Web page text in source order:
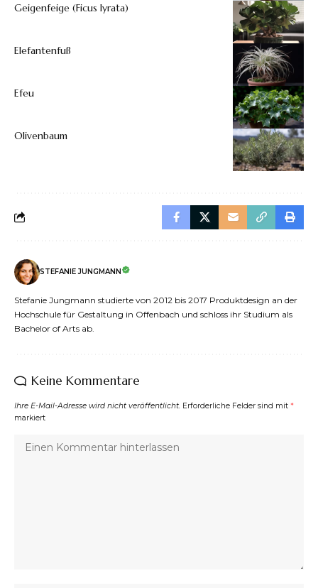
Geigenfeige (Ficus lyrata)
Elefantenfuß
Efeu
Olivenbaum
STEFANIE JUNGMANN
Stefanie Jungmann studierte von 2012 bis 2017 Produktdesign an der
Hochschule für Gestaltung in Offenbach und schloss ihr Studium als
Bachelor of Arts ab.
Keine Kommentare
Ihre E-Mail-Adresse wird nicht veröffentlicht. Erforderliche Felder sind mit *
markiert